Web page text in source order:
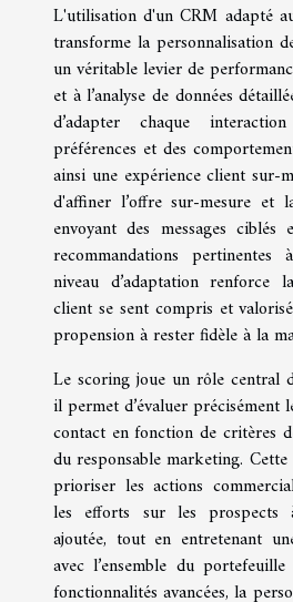
L'utilisation d'un CRM adapté
transforme la personnalisation
un véritable levier de
et à l’analyse de données
d’adapter chaque
préférences et des
ainsi une expérience client sur-
d'affiner l’offre sur-mesure et
envoyant des messages
recommandations
niveau d’adaptation renforce
client se sent compris et
propension à rester fidèle à la
Le scoring joue un rôle central
il permet d’évaluer précisément
contact en fonction de critères
du responsable marketing.
prioriser les actions
les efforts sur les
ajoutée, tout en entretenant
avec l’ensemble du
fonctionnalités avancées, la